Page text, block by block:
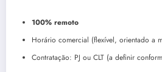
100% remoto
Horário comercial (flexível, orientado a
Contratação: PJ ou CLT (a definir